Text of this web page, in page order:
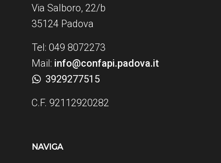
Via Salboro, 22/b
35124 Padova
Tel: 049 8072273
Mail: info@confapi.padova.it
3929277515
C.F. 92112920282
NAVIGA